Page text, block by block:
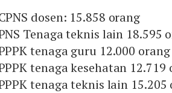
dosen: 15.858 orang
Tenaga teknis lain 18.595
tenaga guru 12.000 orang
tenaga kesehatan 12.719
tenaga teknis lain 15.205